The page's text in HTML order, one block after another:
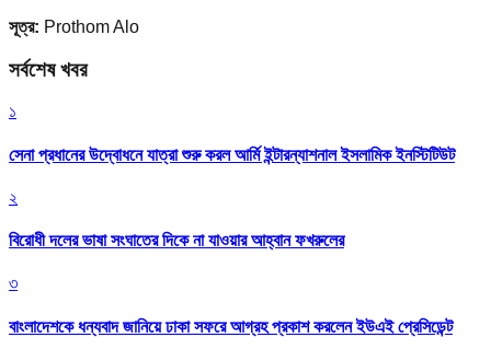
সূত্র: Prothom Alo
সর্বশেষ খবর
১
সেনা প্রধানের উদ্বোধনে যাত্রা শুরু করল আর্মি ইন্টারন্যাশনাল ইসলামিক ইনস্টিটিউট
২
বিরোধী দলের ভাষা সংঘাতের দিকে না যাওয়ার আহ্বান ফখরুলের
৩
বাংলাদেশকে ধন্যবাদ জানিয়ে ঢাকা সফরে আগ্রহ প্রকাশ করলেন ইউএই প্রেসিডেন্ট